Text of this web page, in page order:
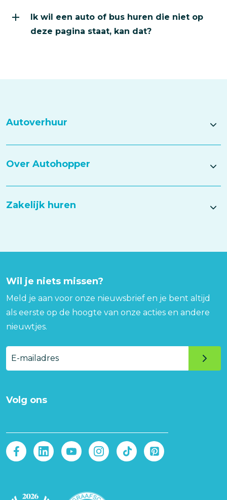
Ik wil een auto of bus huren die niet op
deze pagina staat, kan dat?
Autoverhuur
Over Autohopper
Zakelijk huren
Wil je niets missen?
Meld je aan voor onze nieuwsbrief en je bent altijd
als eerste op de hoogte van onze acties en andere
nieuwtjes.
E-
mailadres
Volg ons